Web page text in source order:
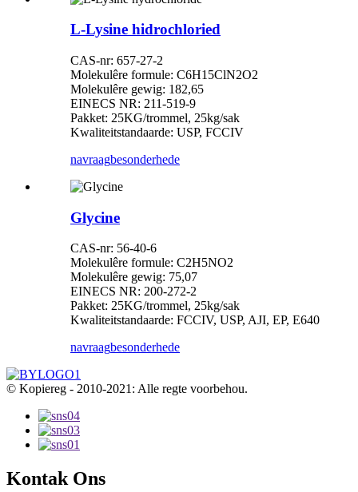
L-Lysine hidrochloried
CAS-nr: 657-27-2
Molekulêre formule: C6H15ClN2O2
Molekulêre gewig: 182,65
EINECS NR: 211-519-9
Pakket: 25KG/trommel, 25kg/sak
Kwaliteitstandaarde: USP, FCCIV
navraagbesonderhede
Glycine
CAS-nr: 56-40-6
Molekulêre formule: C2H5NO2
Molekulêre gewig: 75,07
EINECS NR: 200-272-2
Pakket: 25KG/trommel, 25kg/sak
Kwaliteitstandaarde: FCCIV, USP, AJI, EP, E640
navraagbesonderhede
© Kopiereg - 2010-2021: Alle regte voorbehou.
Kontak Ons